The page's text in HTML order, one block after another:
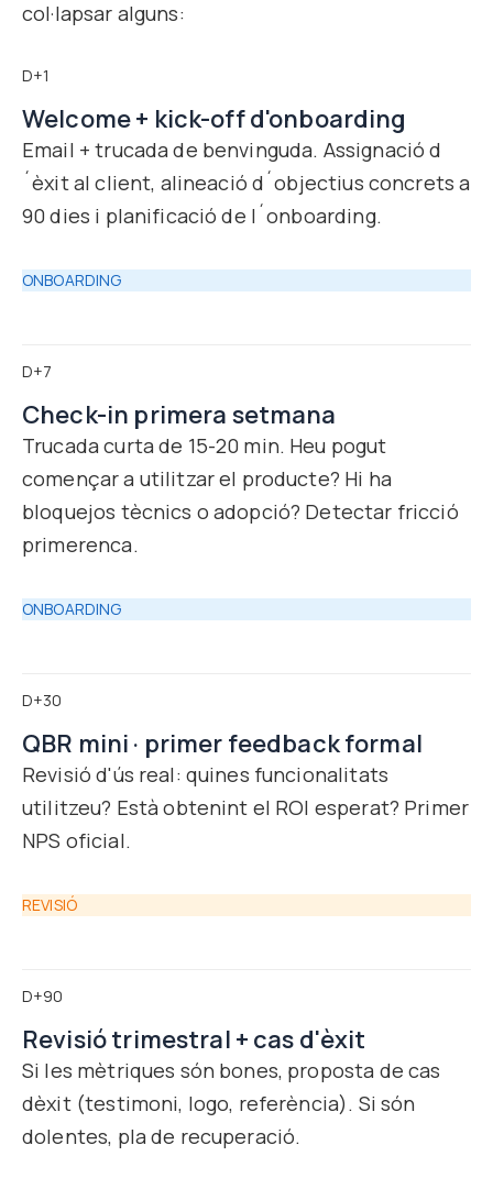
col·lapsar alguns:
D+1
Welcome + kick-off d'onboarding
Email + trucada de benvinguda. Assignació d
´èxit al client, alineació d´objectius concrets a
90 dies i planificació de l´onboarding.
ONBOARDING
D+7
Check-in primera setmana
Trucada curta de 15-20 min. Heu pogut
començar a utilitzar el producte? Hi ha
bloquejos tècnics o adopció? Detectar fricció
primerenca.
ONBOARDING
D+30
QBR mini · primer feedback formal
Revisió d'ús real: quines funcionalitats
utilitzeu? Està obtenint el ROI esperat? Primer
NPS oficial.
REVISIÓ
D+90
Revisió trimestral + cas d'èxit
Si les mètriques són bones, proposta de cas
dèxit (testimoni, logo, referència). Si són
dolentes, pla de recuperació.